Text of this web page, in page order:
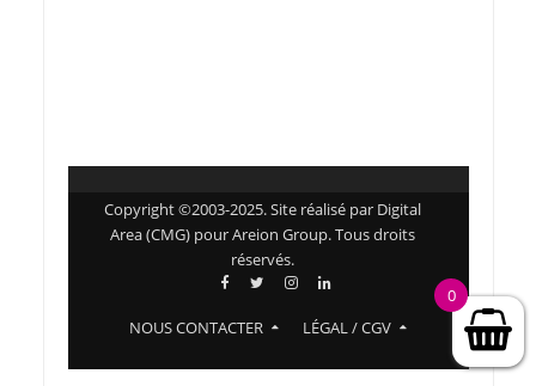
Copyright ©2003-2025. Site réalisé par Digital
Area (CMG) pour Areion Group. Tous droits
réservés.
NOUS CONTACTER LÉGAL / CGV
0